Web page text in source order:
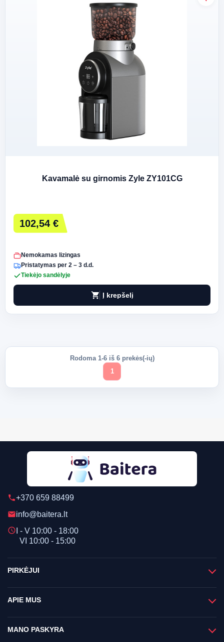
Kavamalė su girnomis Zyle ZY101CG
102,54 €
Nemokamas lizingas
Pristatymas per 2 – 3 d.d.
Tiekėjo sandėlyje
shopping_cart Į krepšelį
Rodoma 1-6 iš 6 prekės(-ių)
1
phone+370 659 88499
emailinfo@baitera.lt
schedule I - V 10:00 - 18:00
VI 10:00 - 15:00
PIRKĖJUI
APIE MUS
MANO PASKYRA